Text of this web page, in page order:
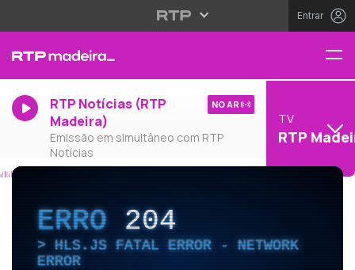
Entrar
RTP Notícias (RTP
Madeira)
Emissão em simultâneo com RTP
Notícias
NO AR
TV
RTP
ERRO204
HLS.JS FATAL ERROR - NETWORK
ERROR